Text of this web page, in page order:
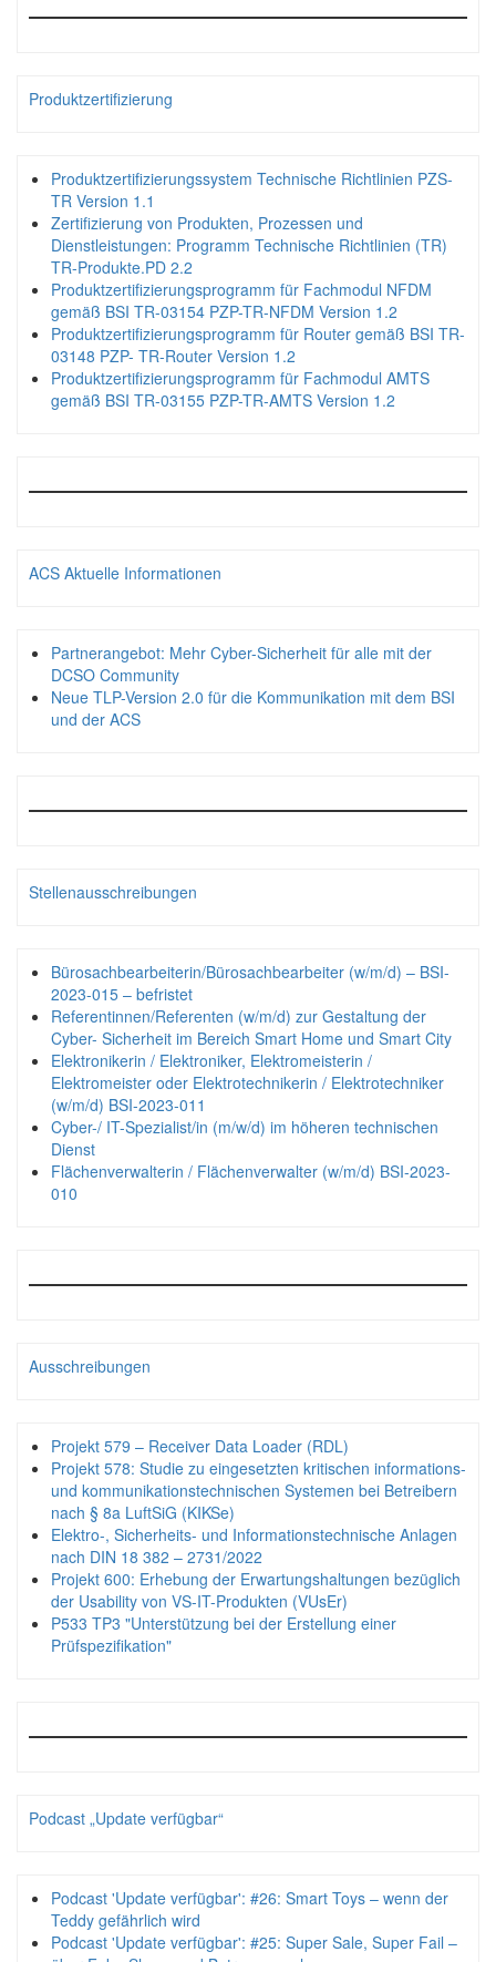
Produktzertifizierung
Produktzertifizierungssystem Technische Richtlinien PZS-
TR Version 1.1
Zertifizierung von Produkten, Prozessen und
Dienstleistungen: Programm Technische Richtlinien (TR)
TR-Produkte.PD 2.2
Produktzertifizierungsprogramm für Fachmodul NFDM
gemäß BSI TR-03154 PZP-TR-NFDM Version 1.2
Produktzertifizierungsprogramm für Router gemäß BSI TR-
03148 PZP- TR-Router Version 1.2
Produktzertifizierungsprogramm für Fachmodul AMTS
gemäß BSI TR-03155 PZP-TR-AMTS Version 1.2
ACS Aktuelle Informationen
Partnerangebot: Mehr Cyber-Sicherheit für alle mit der
DCSO Community
Neue TLP-Version 2.0 für die Kommunikation mit dem BSI
und der ACS
Stellenausschreibungen
Bürosachbearbeiterin/Bürosachbearbeiter (w/m/d) – BSI-
2023-015 – befristet
Referentinnen/Referenten (w/m/d) zur Gestaltung der
Cyber- Sicherheit im Bereich Smart Home und Smart City
Elektronikerin / Elektroniker, Elektromeisterin /
Elektromeister oder Elektrotechnikerin / Elektrotechniker
(w/m/d) BSI-2023-011
Cyber-/ IT-Spezialist/in (m/w/d) im höheren technischen
Dienst
Flächenverwalterin / Flächenverwalter (w/m/d) BSI-2023-
010
Ausschreibungen
Projekt 579 – Receiver Data Loader (RDL)
Projekt 578: Studie zu eingesetzten kritischen informations-
und kommunikationstechnischen Systemen bei Betreibern
nach § 8a LuftSiG (KIKSe)
Elektro-, Sicherheits- und Informationstechnische Anlagen
nach DIN 18 382 – 2731/2022
Projekt 600: Erhebung der Erwartungshaltungen bezüglich
der Usability von VS-IT-Produkten (VUsEr)
P533 TP3 "Unterstützung bei der Erstellung einer
Prüfspezifikation"
Podcast „Update verfügbar“
Podcast 'Update verfügbar': #26: Smart Toys – wenn der
Teddy gefährlich wird
Podcast 'Update verfügbar': #25: Super Sale, Super Fail –